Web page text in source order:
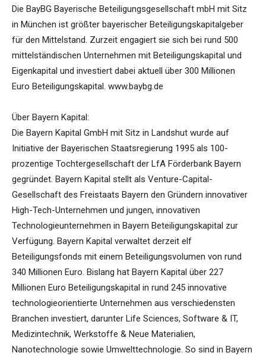
Die BayBG Bayerische Beteiligungsgesellschaft mbH mit Sitz
in München ist größter bayerischer Beteiligungskapitalgeber
für den Mittelstand. Zurzeit engagiert sie sich bei rund 500
mittelständischen Unternehmen mit Beteiligungskapital und
Eigenkapital und investiert dabei aktuell über 300 Millionen
Euro Beteiligungskapital. www.baybg.de
Über Bayern Kapital:
Die Bayern Kapital GmbH mit Sitz in Landshut wurde auf
Initiative der Bayerischen Staatsregierung 1995 als 100-
prozentige Tochtergesellschaft der LfA Förderbank Bayern
gegründet. Bayern Kapital stellt als Venture-Capital-
Gesellschaft des Freistaats Bayern den Gründern innovativer
High-Tech-Unternehmen und jungen, innovativen
Technologieunternehmen in Bayern Beteiligungskapital zur
Verfügung. Bayern Kapital verwaltet derzeit elf
Beteiligungsfonds mit einem Beteiligungsvolumen von rund
340 Millionen Euro. Bislang hat Bayern Kapital über 227
Millionen Euro Beteiligungskapital in rund 245 innovative
technologieorientierte Unternehmen aus verschiedensten
Branchen investiert, darunter Life Sciences, Software & IT,
Medizintechnik, Werkstoffe & Neue Materialien,
Nanotechnologie sowie Umwelttechnologie. So sind in Bayern